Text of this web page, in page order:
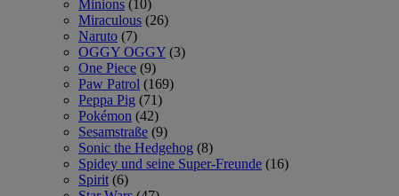
Minions (10)
Miraculous (26)
Naruto (7)
OGGY OGGY (3)
One Piece (9)
Paw Patrol (169)
Peppa Pig (71)
Pokémon (42)
Sesamstraße (9)
Sonic the Hedgehog (8)
Spidey und seine Super-Freunde (16)
Spirit (6)